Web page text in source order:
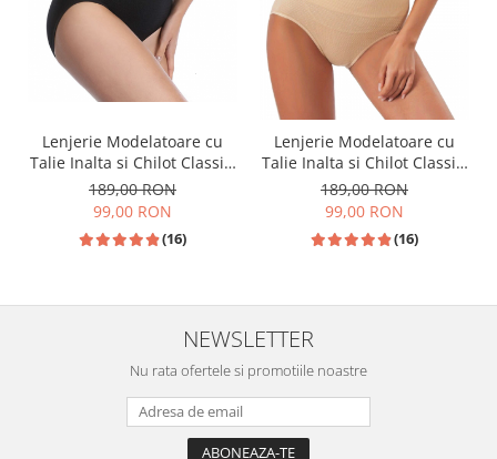
Lenjerie Modelatoare cu
Talie Inalta si Chilot Classic,
Negru
189,00 RON
99,00 RON
(16)
Lenjerie Modelatoare cu
Talie Inalta si Chilot Classic,
Bej
189,00 RON
99,00 RON
(16)
NEWSLETTER
Nu rata ofertele si promotiile noastre